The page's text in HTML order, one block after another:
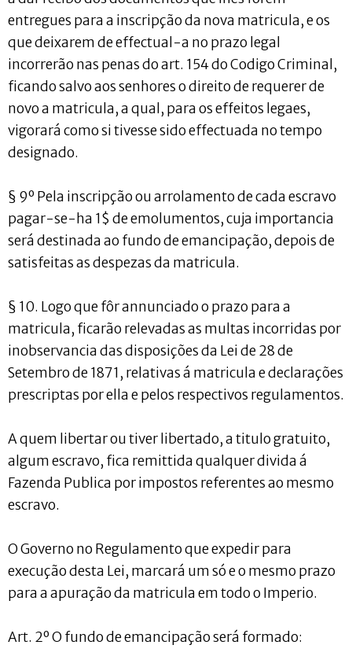
entregues para a inscripção da nova matricula, e os
que deixarem de effectual-a no prazo legal
incorrerão nas penas do art. 154 do Codigo Criminal,
ficando salvo aos senhores o direito de requerer de
novo a matricula, a qual, para os effeitos legaes,
vigorará como si tivesse sido effectuada no tempo
designado.
§ 9º Pela inscripção ou arrolamento de cada escravo
pagar-se-ha 1$ de emolumentos, cuja importancia
será destinada ao fundo de emancipação, depois de
satisfeitas as despezas da matricula.
§ 10. Logo que fôr annunciado o prazo para a
matricula, ficarão relevadas as multas incorridas por
inobservancia das disposições da Lei de 28 de
Setembro de 1871, relativas á matricula e declarações
prescriptas por ella e pelos respectivos regulamentos.
A quem libertar ou tiver libertado, a titulo gratuito,
algum escravo, fica remittida qualquer divida á
Fazenda Publica por impostos referentes ao mesmo
escravo.
O Governo no Regulamento que expedir para
execução desta Lei, marcará um só e o mesmo prazo
para a apuração da matricula em todo o Imperio.
Art. 2º O fundo de emancipação será formado: